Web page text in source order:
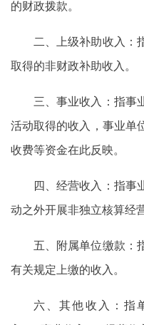
的财政拨款。
二、上级补助收入：
取得的非财政补助收入。
三、事业收入：指事
活动取得的收入，事业单
收费等资金在此反映。
四、经营收入：指事
动之外开展非独立核算经
五、附属单位缴款：
有关规定上缴的收入。
六、其他收入：指